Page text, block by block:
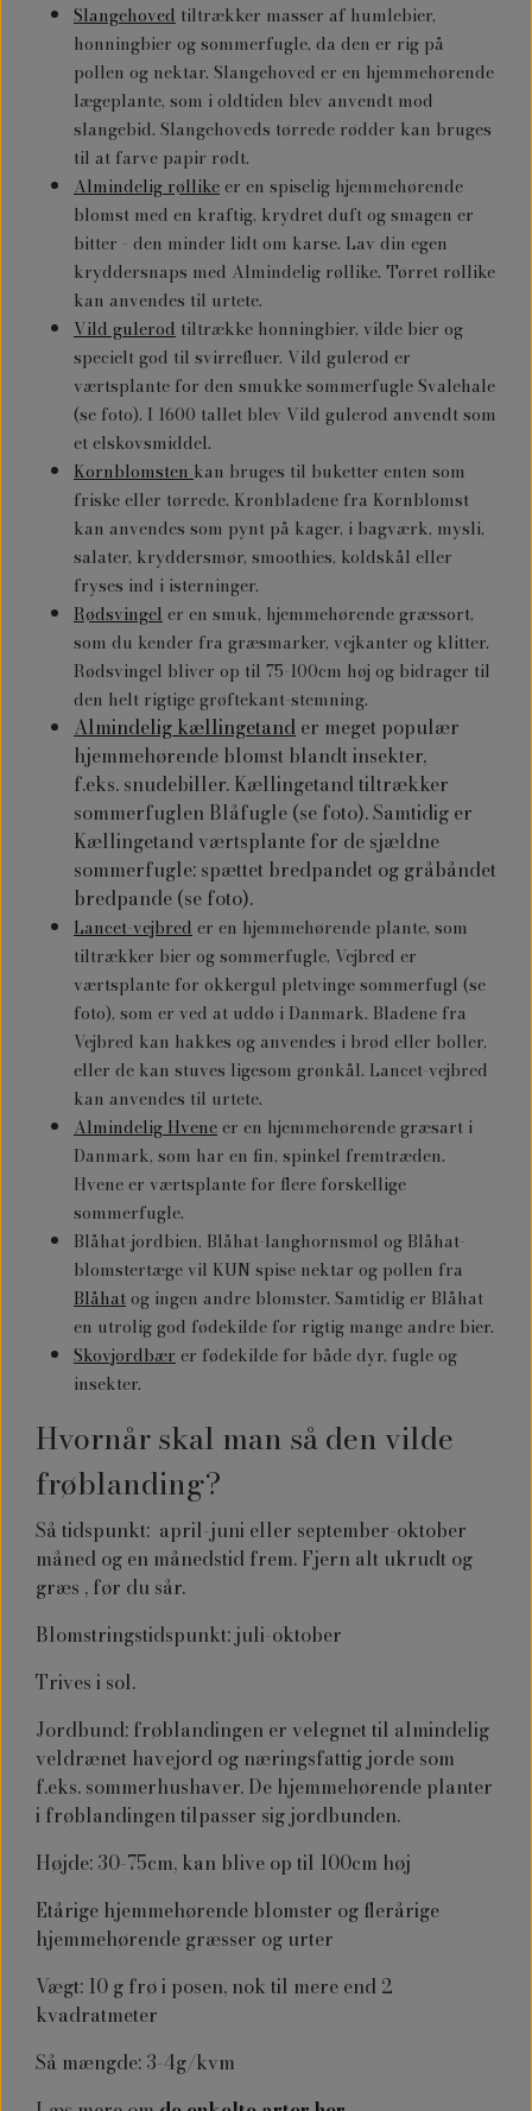
Slangehoved tiltrækker masser af humlebier,
honningbier og sommerfugle, da den er rig på
pollen og nektar. Slangehoved er en hjemmehørende
lægeplante, som i oldtiden blev anvendt mod
slangebid. Slangehoveds tørrede rødder kan bruges
til at farve papir rødt.
Almindelig røllikeer en spiselig hjemmehørende
blomst med en kraftig, krydret duft og smagen er
bitter - den minder lidt om karse. Lav din egen
kryddersnaps med Almindelig røllike. Tørret røllike
kan anvendes til urtete.
Vild gulerod tiltrække honningbier, vilde bier og
specielt god til svirrefluer. Vild gulerod er
værtsplante for den smukke sommerfugle Svalehale
(se foto). I 1600 tallet blev Vild gulerod anvendt som
et elskovsmiddel.
Kornblomsten kan bruges til buketter enten som
friske eller tørrede. Kronbladene fra Kornblomst
kan anvendes som pynt på kager, i bagværk, mysli,
salater, kryddersmør, smoothies, koldskål eller
fryses ind i isterninger.
Rødsvingel er en smuk, hjemmehørende græssort,
som du kender fra græsmarker, vejkanter og klitter.
Rødsvingel bliver op til 75-100cm høj og bidrager til
den helt rigtige grøftekant-stemning.
Almindelig kællingetand er meget populær
hjemmehørende blomst blandt insekter,
f.eks. snudebiller. Kællingetand tiltrækker
sommerfuglen Blåfugle (se foto). Samtidig er
Kællingetand værtsplante for de sjældne
sommerfugle: spættet bredpandet og gråbåndet
bredpande (se foto).
Lancet-vejbred er en hjemmehørende plante, som
tiltrækker bier og sommerfugle, Vejbred er
værtsplante for okkergul pletvinge sommerfugl (se
foto), som er ved at uddø i Danmark. Bladene fra
Vejbred kan hakkes og anvendes i brød eller boller,
eller de kan stuves ligesom grønkål. Lancet-vejbred
kan anvendes til urtete.
Almindelig Hveneer en hjemmehørende græsart i
Danmark, som har en fin, spinkel fremtræden.
Hvene er værtsplante for flere forskellige
sommerfugle.
Blåhat-jordbien, Blåhat-langhornsmøl og Blåhat-
blomstertæge vil KUN spise nektar og pollen fra
Blåhatog ingen andre blomster. Samtidig er Blåhat
en utrolig god fødekilde for rigtig mange andre bier.
Skovjordbær er fødekilde for både dyr, fugle og
insekter.
Hvornår skal man så den vilde
frøblanding?
Så tidspunkt: april-juni eller september-oktober
måned og en månedstid frem. Fjern alt ukrudt og
græs , før du sår.
Blomstringstidspunkt: juli-oktober
Trives i sol.
Jordbund: frøblandingen er velegnet til almindelig
veldrænet havejord og næringsfattig jorde som
f.eks. sommerhushaver. De hjemmehørende planter
i frøblandingen tilpasser sig jordbunden.
Højde: 30-75cm, kan blive op til 100cm høj
Etårige hjemmehørende blomster og flerårige
hjemmehørende græsser og urter
Vægt: 10 g frø i posen, nok til mere end 2
kvadratmeter
Så mængde: 3-4g/kvm